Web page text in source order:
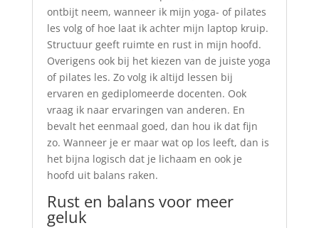
ontbijt neem, wanneer ik mijn yoga- of pilates
les volg of hoe laat ik achter mijn laptop kruip.
Structuur geeft ruimte en rust in mijn hoofd.
Overigens ook bij het kiezen van de juiste yoga
of pilates les. Zo volg ik altijd lessen bij
ervaren en gediplomeerde docenten. Ook
vraag ik naar ervaringen van anderen. En
bevalt het eenmaal goed, dan hou ik dat fijn
zo. Wanneer je er maar wat op los leeft, dan is
het bijna logisch dat je lichaam en ook je
hoofd uit balans raken.
Rust en balans voor meer
geluk